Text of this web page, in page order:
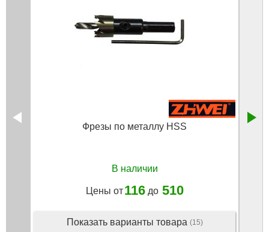
Фрезы по металлу HSS
В наличии
Цены от 116до 510
Показать варианты товара (15)